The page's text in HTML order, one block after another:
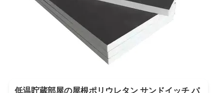
低温貯蔵部屋の屋根ポリウレタン サンドイッチ パ